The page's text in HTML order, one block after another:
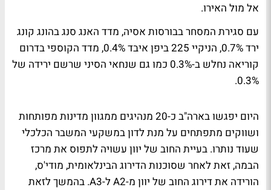
אל מול האירו.
עם סגירת המסחר בבורסות אסיה, מדד האנג סנג בהונג קונג
ירד 0.7%, הניקיי 225 ביפן איבד 0.4%, מדד הקוספי בדרום
קוריאה נחלש ב-0.3% כמו גם שנחאי הסיני שרשם ירידה של
0.3%.
היום יפגשו בארה"ב כ-20 מנהיגים ממגוון מדינות מפותחות
ושווקים מתפתחים על מנת לדון במשקעי המשבר הכלכלי
שעוד נותרו. בעיית החוב של יוון עשויה לתפוס את מרכז
הבמה, זאת לאחר שסוכנות הדירוג הבינלאומית, מודי'ס,
הורידה את דירוג החוב של יוון מ-A2 ל-A3. בהמשך לזאת